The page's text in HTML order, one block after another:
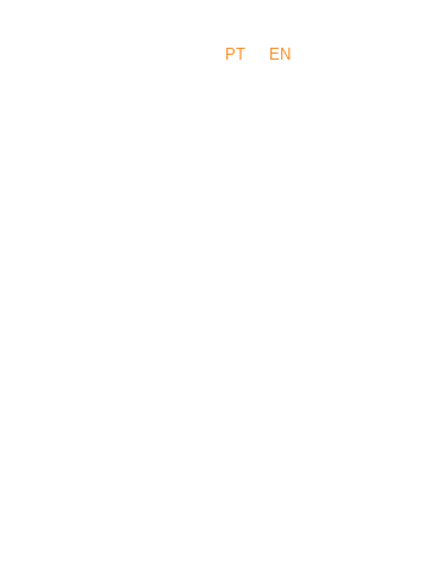
PT EN